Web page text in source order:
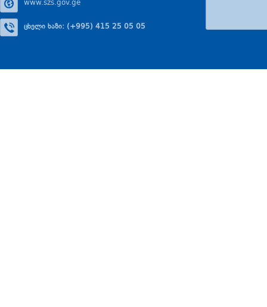
www.szs.gov.ge
ცხელი ხაზი: (+995) 415 25 05 05